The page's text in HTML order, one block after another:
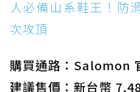
人必備山系鞋王！防
次攻頂
購買通路：Salomon
建議售價：新台幣